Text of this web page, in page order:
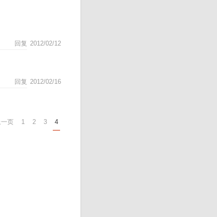
2012/02/12
回复
2012/02/16
回复
页 1 2 3 4